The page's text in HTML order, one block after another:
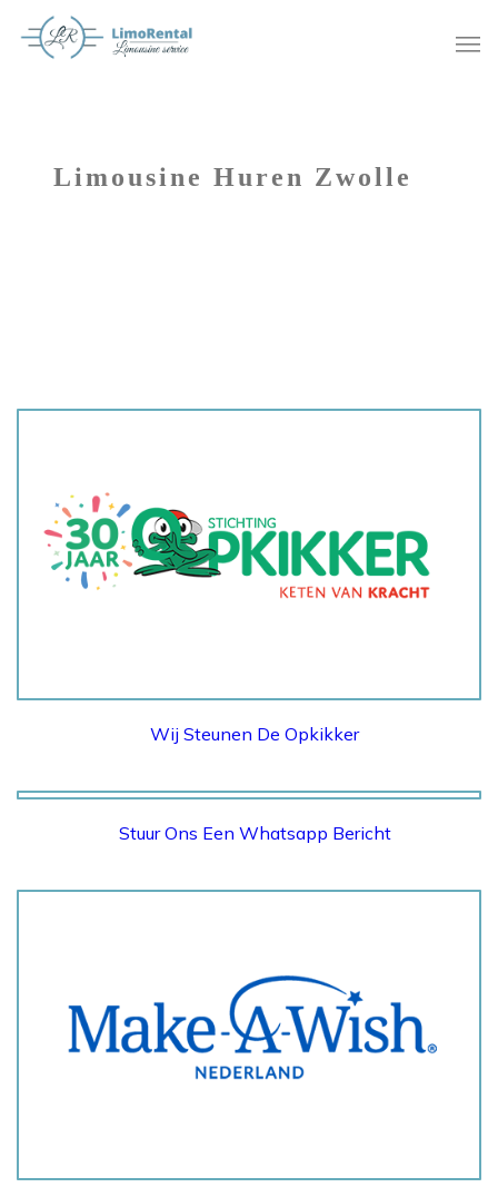
Limousine Huren Zwolle
STICHTING OPKIKKER
Wij Steunen De Opkikker
WHATSAPP
Stuur Ons Een Whatsapp Bericht
MAKE A WISH NEDERLAND